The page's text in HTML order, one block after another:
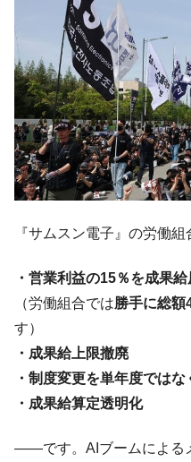
『Money1』
中国だけが
国の過剰生産が世界を蝕む。
『Money1』
韓国製造業
種は全般的「不調」⇒ PSI
『Money1』
【米韓激突
ン』1人当たり賠償10万ウ
『Money1』 韓国で猛暑
『Money1』
韓国型イー
『Money1』
【対日本円
『Money1』
韓国政府『
は韓国で『BYD』車は売れ
1.9倍！
『Money1』
在韓米国大
く空港に詰めかけ「出て行
ドを掲げる「在韓反米勢力」
ータセンター整備」⇒ だか
『サムスン電子』の労働組
・営業利益の15％を成果
（労働組合では勝手に総額
す）
・成果給上限撤廃
・制度変更を単年度ではな
・成果給算定透明化
――です。AIブームによる